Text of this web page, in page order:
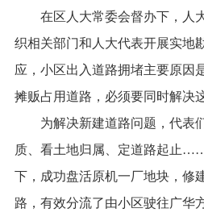
在区人大常委会督办下，人大
织相关部门和人大代表开展实地
应，小区出入道路拥堵主要原因
摊贩占用道路，必须要同时解决
为解决新建道路问题，代表
质、看土地归属、定道路起止
下，成功盘活原机一厂地块，修
路，有效分流了由小区驶往广华